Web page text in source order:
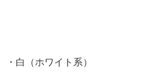
・白（ホワイト系）